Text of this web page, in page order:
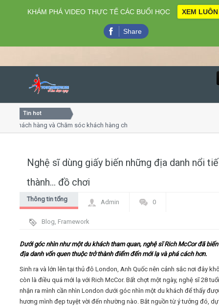
Close
Home
Video
Kiến thức
Liên hệ - Đăng ký
Tin hot
hàng và Chăm sóc khách hàng chuyên nghiệp
Nghệ sĩ dùng giấy biến những địa danh nổi
thành... đồ chơi
Thông tin tổng
Admin 0
Blog, Framework
Dưới góc nhìn như một du khách tham quan, nghệ sĩ Rich McCor đã
địa danh vốn quen thuộc trở thành điểm đến mới lạ và phá cách hơn.
Sinh ra và lớn lên tại thủ đô London, Anh Quốc nên cảnh sắc nơi đây
còn là điều quá mới lạ với Rich McCor. Bất chợt một ngày, nghệ sĩ 28
nhận ra mình cần nhìn London dưới góc nhìn một du khách để thấy
hương mình đẹp tuyệt vời đến nhường nào. Bắt nguồn từ ý tưởng đó, dự
KHÁM PHÁ VIDEO THỰC TẾ CÁC BUỔI HỌC XEM LUÔN
Share